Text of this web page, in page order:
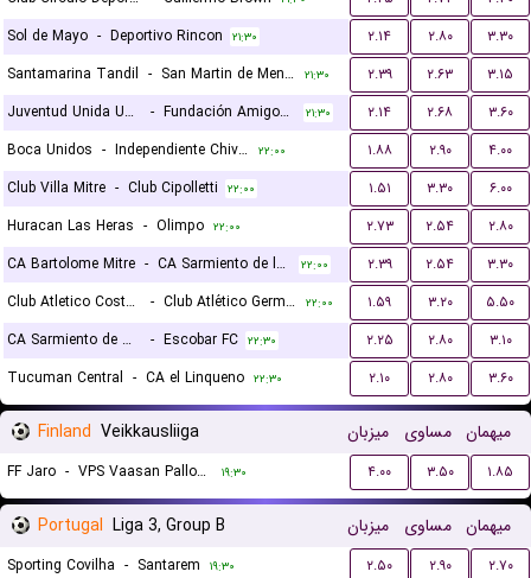
Sol de Mayo - Deportivo Rincon ۲۱:۳۰ ۲.۱۴ ۲.۸۰
۳.۳۰
Santamarina Tandil - San Martin de Mendoza ۲۱:۳۰ ۲.۳۹ ۲.۶۳
۳.۱۵
Juventud Unida Universitario
- Fundación Amigos por el Deporte ۲۱:۳۰ ۲.۱۴ ۲.۶۸
۳.۶۰
Boca Unidos - Independiente Chivilcoy ۲۲:۰۰ ۱.۸۸ ۲.۹۰
۴.۰۰
Club Villa Mitre - Club Cipolletti ۲۲:۰۰ ۱.۵۱ ۳.۳۰
۶.۰۰
Huracan Las Heras - Olimpo ۲۲:۰۰ ۲.۷۳ ۲.۵۴
۲.۸۰
CA Bartolome Mitre - CA Sarmiento de la Banda ۲۲:۰۰ ۲.۳۹ ۲.۵۴
۳.۳۰
Club Atletico Costa Brava
- Club Atlético Germinal ۲۲:۰۰ ۱.۵۹ ۳.۲۰
۵.۵۰
CA Sarmiento de Resistencia
- Escobar FC ۲۲:۳۰ ۲.۲۵ ۲.۸۰
۳.۱۰
Tucuman Central - CA el Linqueno ۲۲:۳۰ ۲.۱۰ ۲.۸۰ ۳.۶۰
Finland Veikkausliiga میزبان مساوی میهمان
FF Jaro - VPS Vaasan Palloseura ۱۹:۳۰ ۴.۰۰ ۳.۵۰ ۱.۸۵
Portugal Liga 3, Group B میزبان مساوی میهمان
Sporting Covilha - Santarem ۱۹:۳۰ ۲.۵۰ ۲.۹۰
۲.۷۰